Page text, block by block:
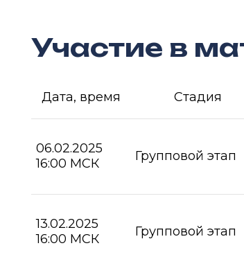
Участие в
Дата, время Стадия
06.02.2025
16:00 МСК
Групповой этап
13.02.2025
16:00 МСК
Групповой этап